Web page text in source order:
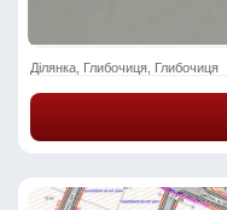
Ділянка, Глибочиця, Глибочиця